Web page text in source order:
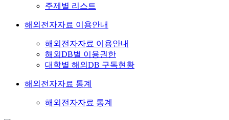
주제별 리스트
해외전자자료 이용안내
해외전자자료 이용안내
해외DB별 이용권한
대학별 해외DB 구독현황
해외전자자료 통계
해외전자자료 통계